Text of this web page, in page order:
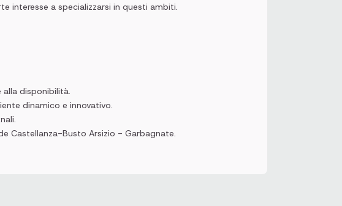
interesse a specializzarsi in questi ambiti.
alla disponibilità.
dinamico e innovativo.
Castellanza-Busto Arsizio - Garbagnate.